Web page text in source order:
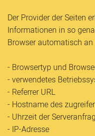
Der Provider der Seiten
Informationen in so
Browser automatisch
- Browsertyp und
- verwendetes
- Referrer URL
- Hostname des
- Uhrzeit der
- IP-Adresse